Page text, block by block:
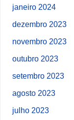
janeiro 2024
dezembro 2023
novembro 2023
outubro 2023
setembro 2023
agosto 2023
julho 2023